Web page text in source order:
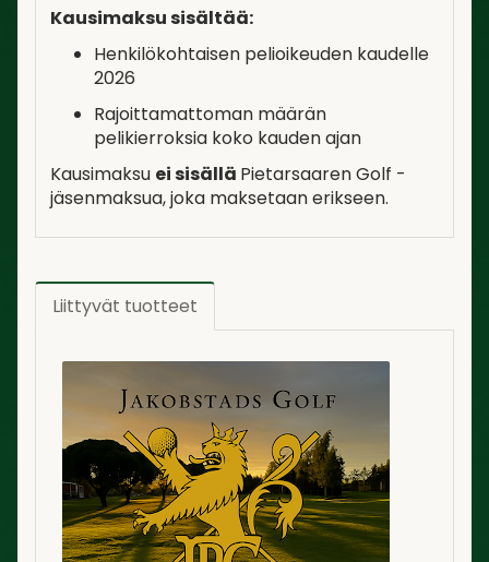
Kausimaksu sisältää:
Henkilökohtaisen pelioikeuden kaudelle
2026
Rajoittamattoman määrän
pelikierroksia koko kauden ajan
Kausimaksu ei sisällä Pietarsaaren Golf -
jäsenmaksua, joka maksetaan erikseen.
Liittyvät tuotteet